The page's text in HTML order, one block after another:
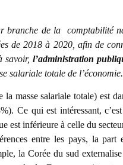
branche de la comptabilité
de 2018 à 2020, afin de
savoir,l’administration
salariale totale de l’économie.
masse salariale totale) est
Ce qui est intéressant,
est inférieure à celle du
entre les pays, la part
la Corée du sud